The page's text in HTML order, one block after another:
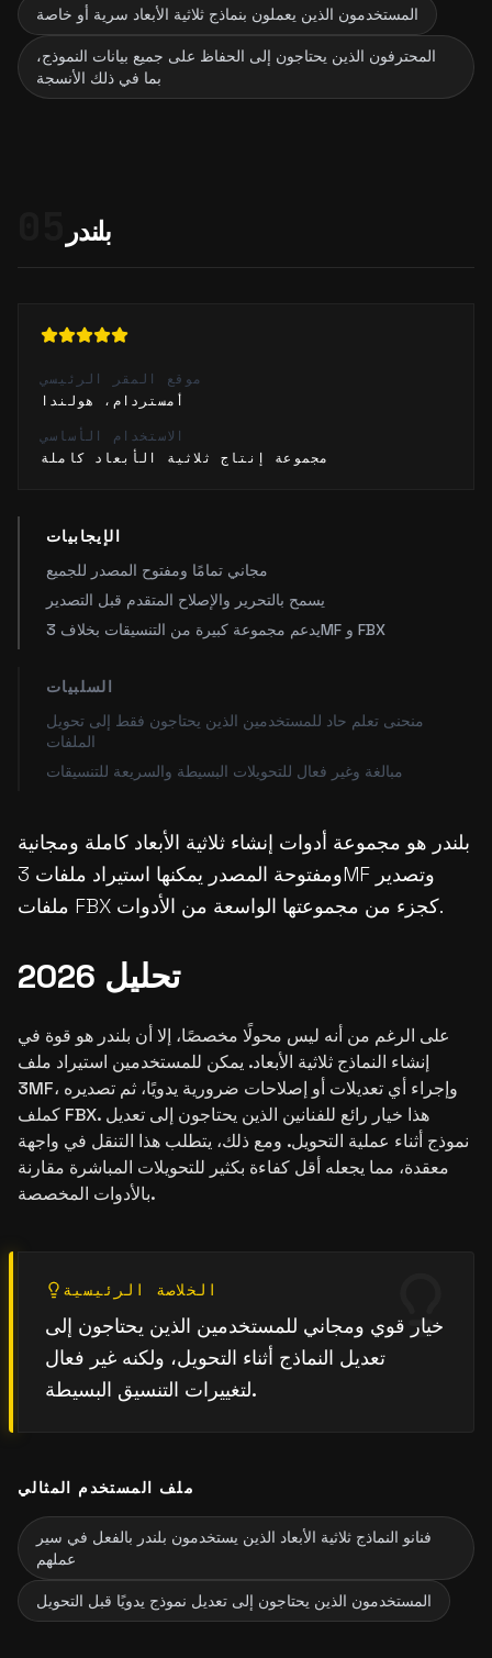
المستخدمون الذين يعملون بنماذج ثلاثية الأبعاد سرية أو خاصة
المحترفون الذين يحتاجون إلى الحفاظ على جميع بيانات النموذج،
بما في ذلك الأنسجة
بلندر
موقع المقر الرئيسي
أمستردام، هولندا
الاستخدام الأساسي
مجموعة إنتاج ثلاثية الأبعاد كاملة
الإيجابيات
مجاني تمامًا ومفتوح المصدر للجميع
يسمح بالتحرير والإصلاح المتقدم قبل التصدير
يدعم مجموعة كبيرة من التنسيقات بخلاف 3MF و FBX
السلبيات
منحنى تعلم حاد للمستخدمين الذين يحتاجون فقط إلى تحويل
الملفات
مبالغة وغير فعال للتحويلات البسيطة والسريعة للتنسيقات
بلندر هو مجموعة أدوات إنشاء ثلاثية الأبعاد كاملة ومجانية
ومفتوحة المصدر يمكنها استيراد ملفات 3MF وتصدير
ملفات FBX كجزء من مجموعتها الواسعة من الأدوات.
تحليل 2026
على الرغم من أنه ليس محولًا مخصصًا، إلا أن بلندر هو قوة في
إنشاء النماذج ثلاثية الأبعاد. يمكن للمستخدمين استيراد ملف
3MF، وإجراء أي تعديلات أو إصلاحات ضرورية يدويًا، ثم تصديره
كملف FBX. هذا خيار رائع للفنانين الذين يحتاجون إلى تعديل
نموذج أثناء عملية التحويل. ومع ذلك، يتطلب هذا التنقل في واجهة
معقدة، مما يجعله أقل كفاءة بكثير للتحويلات المباشرة مقارنة
بالأدوات المخصصة.
الخلاصة الرئيسية
خيار قوي ومجاني للمستخدمين الذين يحتاجون إلى
تعديل النماذج أثناء التحويل، ولكنه غير فعال
لتغييرات التنسيق البسيطة.
ملف المستخدم المثالي
فنانو النماذج ثلاثية الأبعاد الذين يستخدمون بلندر بالفعل في سير
عملهم
المستخدمون الذين يحتاجون إلى تعديل نموذج يدويًا قبل التحويل